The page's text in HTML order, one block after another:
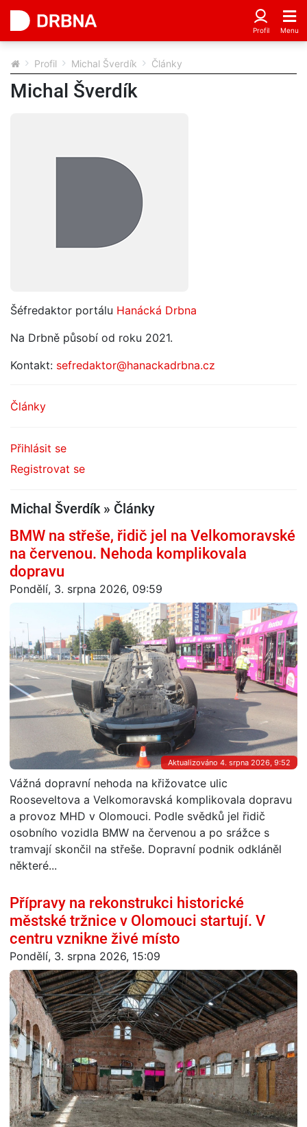
Profil Michal Šverdík Články
Michal Šverdík
Šéfredaktor portálu Hanácká Drbna
Na Drbně působí od roku 2021.
Kontakt: sefredaktor@hanackadrbna.cz
Články
Přihlásit se
Registrovat se
Michal Šverdík » Články
BMW na střeše, řidič jel na Velkomoravské
na červenou. Nehoda komplikovala
dopravu
Pondělí, 3. srpna 2026, 09:59
Aktualizováno 4. srpna 2026, 9:52
Vážná dopravní nehoda na křižovatce ulic
Rooseveltova a Velkomoravská komplikovala dopravu
a provoz MHD v Olomouci. Podle svědků jel řidič
osobního vozidla BMW na červenou a po srážce s
tramvají skončil na střeše. Dopravní podnik odkláněl
některé...
Přípravy na rekonstrukci historické
městské tržnice v Olomouci startují. V
centru vznikne živé místo
Pondělí, 3. srpna 2026, 15:09